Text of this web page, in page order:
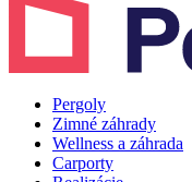
Pergoly
Zimné záhrady
Wellness a záhrada
Carporty